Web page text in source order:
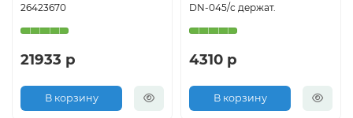
26423670
21933 р
В корзину
DN-045/с держат.
4310 р
В корзину